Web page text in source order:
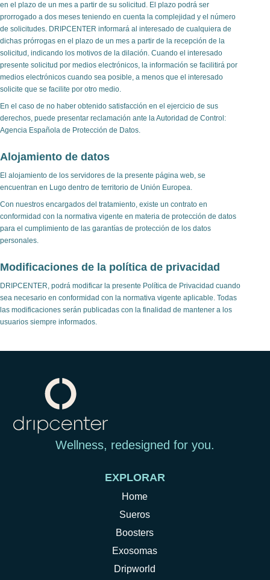
en el plazo de un mes a partir de su solicitud. El plazo podrá ser
prorrogado a dos meses teniendo en cuenta la complejidad y el número
de solicitudes. DRIPCENTER informará al interesado de cualquiera de
dichas prórrogas en el plazo de un mes a partir de la recepción de la
solicitud, indicando los motivos de la dilación. Cuando el interesado
presente solicitud por medios electrónicos, la información se facilitirá por
medios electrónicos cuando sea posible, a menos que el interesado
solicite que se facilite por otro medio.
En el caso de no haber obtenido satisfacción en el ejercicio de sus
derechos, puede presentar reclamación ante la Autoridad de Control:
Agencia Española de Protección de Datos.
Alojamiento de datos
El alojamiento de los servidores de la presente página web, se
encuentran en Lugo dentro de territorio de Unión Europea.
Con nuestros encargados del tratamiento, existe un contrato en
conformidad con la normativa vigente en materia de protección de datos
para el cumplimiento de las garantías de protección de los datos
personales.
Modificaciones de la política de privacidad
DRIPCENTER, podrá modificar la presente Política de Privacidad cuando
sea necesario en conformidad con la normativa vigente aplicable. Todas
las modificaciones serán publicadas con la finalidad de mantener a los
usuarios siempre informados.
EXPLORAR
Home
Sueros
Boosters
Exosomas
Dripworld